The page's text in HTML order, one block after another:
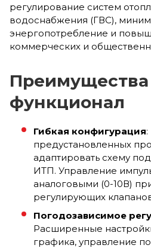
регулирование систем
водоснабжения (ГВС),
энергопотребление и
коммерческих и
Преимущества
функционал
Гибкая конфигурация
предустановленных
адаптировать схему
ИТП. Управление
аналоговыми (0-10В)
регулирующих
Погодозависимое
Расширенные
графика, управление